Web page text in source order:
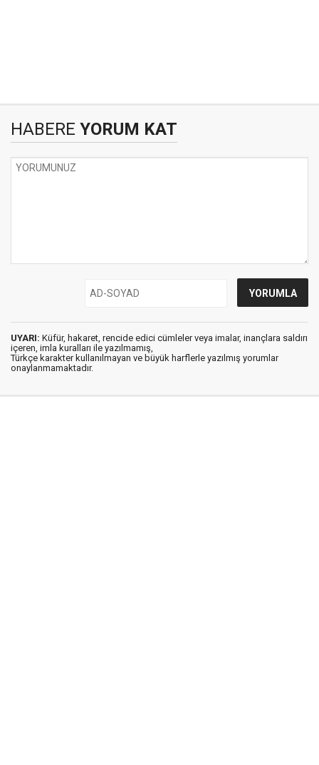
HABERE YORUM KAT
UYARI: Küfür, hakaret, rencide edici cümleler veya imalar, inançlara saldırı
içeren, imla kuralları ile yazılmamış,
Türkçe karakter kullanılmayan ve büyük harflerle yazılmış yorumlar
onaylanmamaktadır.